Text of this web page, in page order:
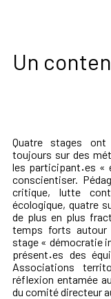
Un
Quatre stages
toujours sur des
les participant·es «
conscientiser.
critique, lutte
écologique, quatre
de plus en plus
temps forts autour
stage « démocratie
présent·es des
Associations
réflexion entamée
du comité directeur